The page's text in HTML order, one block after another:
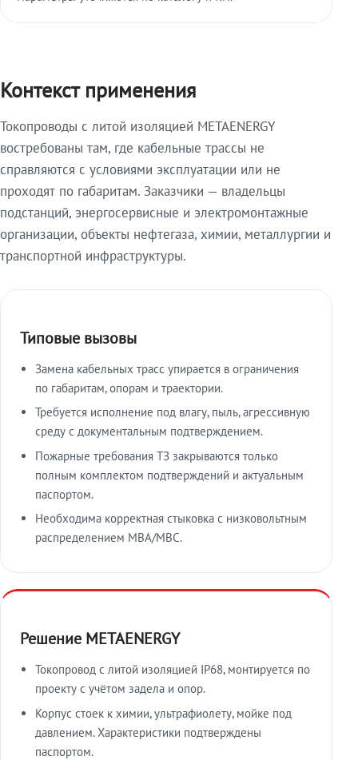
Контекст применения
Токопроводы с литой изоляцией METAENERGY
востребованы там, где кабельные трассы не
справляются с условиями эксплуатации или не
проходят по габаритам. Заказчики — владельцы
подстанций, энергосервисные и электромонтажные
организации, объекты нефтегаза, химии, металлургии и
транспортной инфраструктуры.
Типовые вызовы
Замена кабельных трасс упирается в ограничения
по габаритам, опорам и траектории.
Требуется исполнение под влагу, пыль, агрессивную
среду с документальным подтверждением.
Пожарные требования ТЗ закрываются только
полным комплектом подтверждений и актуальным
паспортом.
Необходима корректная стыковка с низковольтным
распределением МВА/МВС.
Решение METAENERGY
Токопровод с литой изоляцией IP68, монтируется по
проекту с учётом задела и опор.
Корпус стоек к химии, ультрафиолету, мойке под
давлением. Характеристики подтверждены
паспортом.